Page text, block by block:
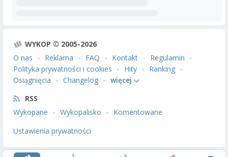
WYKOP © 2005-2026
O nas
Reklama FAQ Kontakt
Regulamin
Polityka prywatności i cookies
Hity
Ranking
Osiągnięcia
Changelog
więcej
RSS
Wykopane
Wykopalisko
Komentowane
Ustawienia prywatności